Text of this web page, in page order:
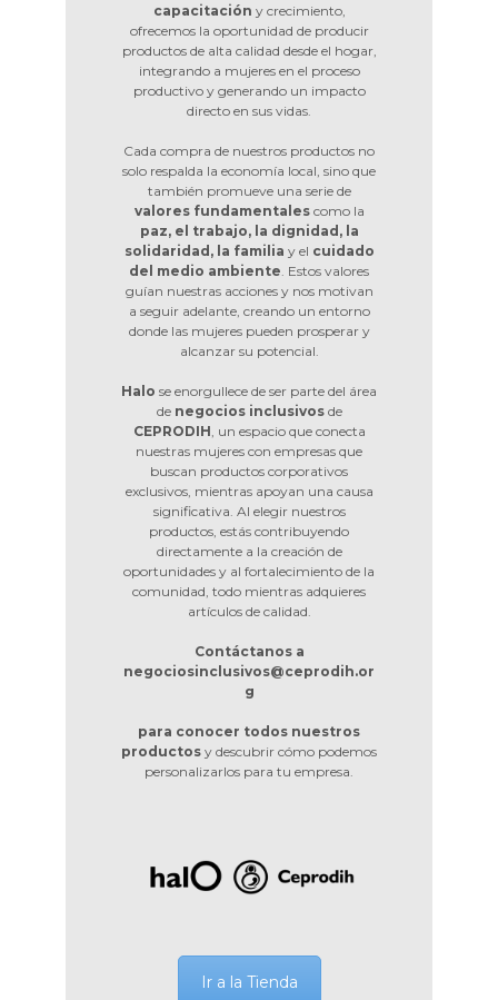
capacitación y crecimiento,
ofrecemos la oportunidad de producir
productos de alta calidad desde el hogar,
integrando a mujeres en el proceso
productivo y generando un impacto
directo en sus vidas.
Cada compra de nuestros productos no
solo respalda la economía local, sino que
también promueve una serie de
valores fundamentalescomo la
paz, el trabajo, la dignidad, la
solidaridad, la familia y el cuidado
del medio ambiente . Estos valores
guían nuestras acciones y nos motivan
a seguir adelante, creando un entorno
donde las mujeres pueden prosperar y
alcanzar su potencial.
Halo se enorgullece de ser parte del área
de negocios inclusivosde
CEPRODIH , un espacio que conecta
nuestras mujeres con empresas que
buscan productos corporativos
exclusivos, mientras apoyan una causa
significativa. Al elegir nuestros
productos, estás contribuyendo
directamente a la creación de
oportunidades y al fortalecimiento de la
comunidad, todo mientras adquieres
artículos de calidad.
Contáctanos a
negociosinclusivos@ceprodih.or
g
para conocer todos nuestros
productos y descubrir cómo podemos
personalizarlos para tu empresa.
Ir a la Tienda